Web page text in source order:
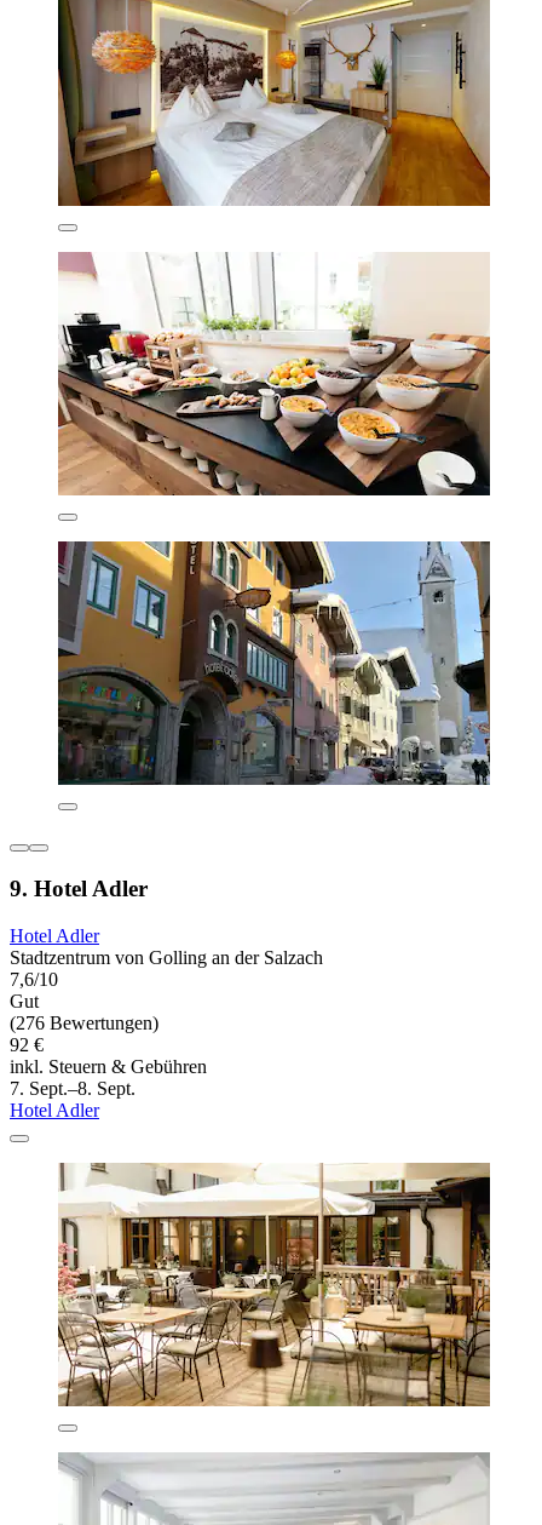
9. Hotel Adler
Hotel Adler
Stadtzentrum von Golling an der Salzach
7,6/10
Gut
(276 Bewertungen)
92 €
inkl. Steuern & Gebühren
7. Sept.–8. Sept.
Hotel Adler